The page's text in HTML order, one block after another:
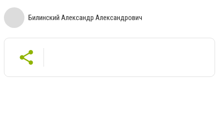
Билинский Александр Александрович